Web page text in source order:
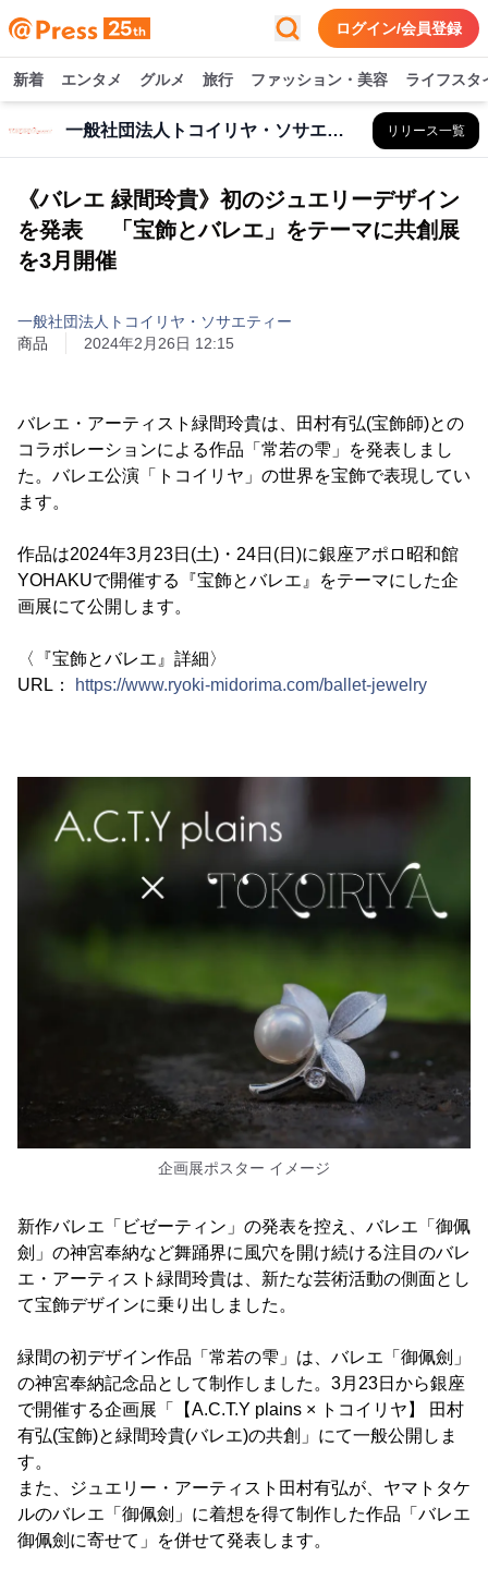
ログイン/会員登録
新着 エンタメ グルメ 旅行 ファッション・美容 ライフスタ
一般社団法人トコイリヤ・ソサエティー リリース一覧
《バレエ 緑間玲貴》初のジュエリーデザイン
を発表 「宝飾とバレエ」をテーマに共創展
を3月開催
一般社団法人トコイリヤ・ソサエティー
商品
2024年2月26日 12:15
バレエ・アーティスト緑間玲貴は、田村有弘(宝飾師)との
コラボレーションによる作品「常若の雫」を発表しまし
た。バレエ公演「トコイリヤ」の世界を宝飾で表現してい
ます。
作品は2024年3月23日(土)・24日(日)に銀座アポロ昭和館
YOHAKUで開催する『宝飾とバレエ』をテーマにした企
画展にて公開します。
〈『宝飾とバレエ』詳細〉
URL：
https://www.ryoki-midorima.com/ballet-jewelry
企画展ポスター イメージ
新作バレエ「ビゼーティン」の発表を控え、バレエ「御佩
劍」の神宮奉納など舞踊界に風穴を開け続ける注目のバレ
エ・アーティスト緑間玲貴は、新たな芸術活動の側面とし
て宝飾デザインに乗り出しました。
緑間の初デザイン作品「常若の雫」は、バレエ「御佩劍」
の神宮奉納記念品として制作しました。3月23日から銀座
で開催する企画展「【A.C.T.Y plains × トコイリヤ】 田村
有弘(宝飾)と緑間玲貴(バレエ)の共創」にて一般公開しま
す。
また、ジュエリー・アーティスト田村有弘が、ヤマトタケ
ルのバレエ「御佩劍」に着想を得て制作した作品「バレエ
御佩劍に寄せて」を併せて発表します。